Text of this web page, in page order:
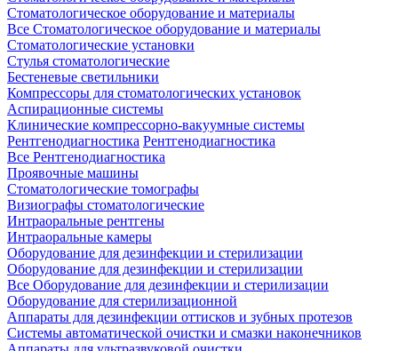
Стоматологическое оборудование и материалы
Все Стоматологическое оборудование и материалы
Стоматологические установки
Стулья стоматологические
Бестеневые светильники
Компрессоры для стоматологических установок
Аспирационные системы
Клинические компрессорно-вакуумные системы
Рентгенодиагностика Рентгенодиагностика
Все Рентгенодиагностика
Проявочные машины
Стоматологические томографы
Визиографы стоматологические
Интраоральные рентгены
Интраоральные камеры
Оборудование для дезинфекции и стерилизации
Оборудование для дезинфекции и стерилизации
Все Оборудование для дезинфекции и стерилизации
Оборудование для стерилизационной
Аппараты для дезинфекции оттисков и зубных протезов
Системы автоматической очистки и смазки наконечников